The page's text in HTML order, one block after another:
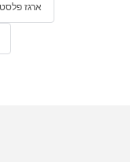
ארגז